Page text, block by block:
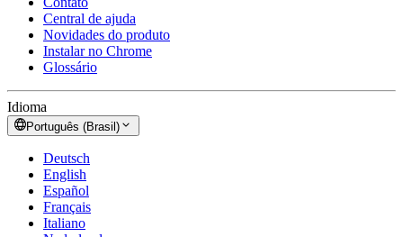
Central de ajuda
Novidades do produto
Instalar no Chrome
Glossário
Idioma
Português (Brasil)
Deutsch
English
Español
Français
Italiano